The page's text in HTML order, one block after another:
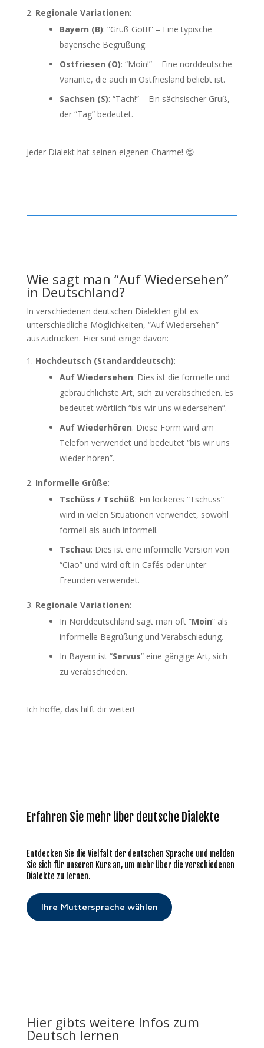
Regionale Variationen:
Bayern (B): “Grüß Gott!” – Eine typische
bayerische Begrüßung.
Ostfriesen (O): “Moin!” – Eine norddeutsche
Variante, die auch in Ostfriesland beliebt ist.
Sachsen (S): “Tach!” – Ein sächsischer Gruß,
der “Tag” bedeutet.
Jeder Dialekt hat seinen eigenen Charme! 😊
Wie sagt man “Auf Wiedersehen”
in Deutschland?
In verschiedenen deutschen Dialekten gibt es
unterschiedliche Möglichkeiten, “Auf Wiedersehen”
auszudrücken. Hier sind einige davon:
Hochdeutsch (Standarddeutsch):
Auf Wiedersehen: Dies ist die formelle und
gebräuchlichste Art, sich zu verabschieden. Es
bedeutet wörtlich “bis wir uns wiedersehen”.
Auf Wiederhören: Diese Form wird am
Telefon verwendet und bedeutet “bis wir uns
wieder hören”.
Informelle Grüße:
Tschüss / Tschüß: Ein lockeres “Tschüss”
wird in vielen Situationen verwendet, sowohl
formell als auch informell.
Tschau: Dies ist eine informelle Version von
“Ciao” und wird oft in Cafés oder unter
Freunden verwendet.
Regionale Variationen:
In Norddeutschland sagt man oft “Moin” als
informelle Begrüßung und Verabschiedung.
In Bayern ist “Servus” eine gängige Art, sich
zu verabschieden.
Ich hoffe, das hilft dir weiter!
Erfahren Sie mehr über deutsche Dialekte
Entdecken Sie die Vielfalt der deutschen Sprache und melden
Sie sich für unseren Kurs an, um mehr über die verschiedenen
Dialekte zu lernen.
Ihre Muttersprache wählen
Hier gibts weitere Infos zum
Deutsch lernen